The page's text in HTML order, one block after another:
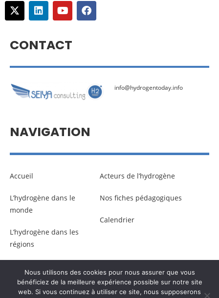
CONTACT
info@hydrogentoday.info
NAVIGATION
Accueil
L’hydrogène dans le
monde
L’hydrogène dans les
régions
Acteurs de l’hydrogène
Nos fiches pédagogiques
Calendrier
© Copyright –Communicaweb 2026
Nous utilisons des cookies pour nous assurer que vous
bénéficiez de la meilleure expérience possible sur notre site
web. Si vous continuez à utiliser ce site, nous supposerons